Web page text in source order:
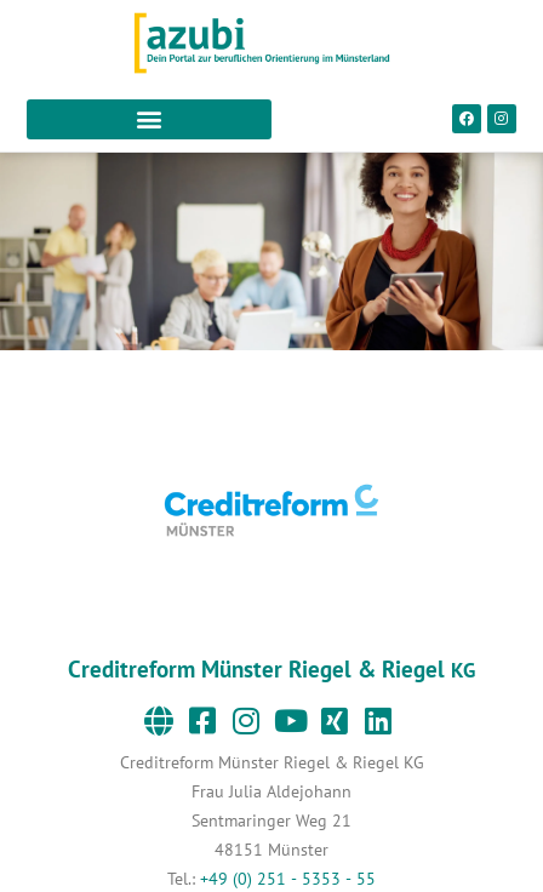
Creditreform Münster Riegel & Riegel KG
Creditreform Münster Riegel & Riegel KG
Frau Julia Aldejohann
Sentmaringer Weg 21
48151 Münster
Tel.: +49 (0) 251 - 5353 - 55